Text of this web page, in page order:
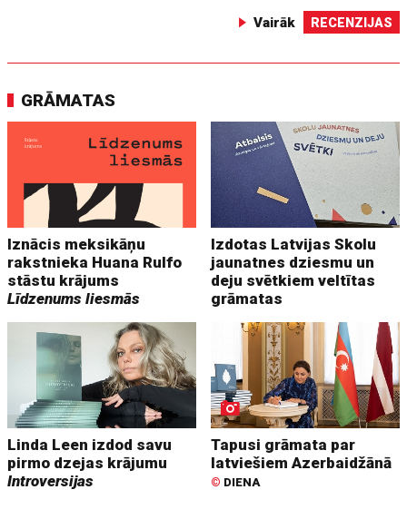
Vairāk RECENZIJAS
GRĀMATAS
Iznācis meksikāņu
rakstnieka Huana Rulfo
stāstu krājums
Līdzenums liesmās
Izdotas Latvijas Skolu
jaunatnes dziesmu un
deju svētkiem veltītas
grāmatas
Linda Leen izdod savu
pirmo dzejas krājumu
Introversijas
Tapusi grāmata par
latviešiem Azerbaidžānā
© DIENA